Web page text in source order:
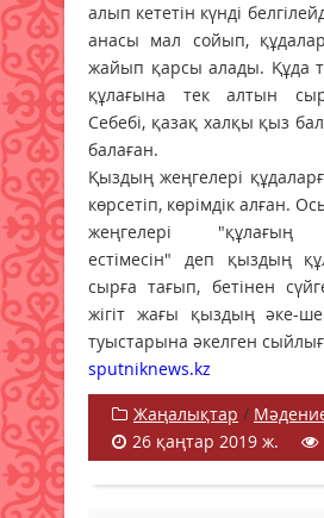
алып кететін күнді
анасы мал сойып,
жайып қарсы алады. Құда
құлағына тек алтын
Себебі, қазақ халқы қыз
балаған.
Қыздың жеңгелері
көрсетіп, көрімдік алған.
жеңгелері "құлағың
естімесін" деп қыздың
сырға тағып, бетінен
жігіт жағы қыздың әке-
туыстарына әкелген
sputniknews.kz
Жаңалықтар /
26 қаңтар 2019 ж.